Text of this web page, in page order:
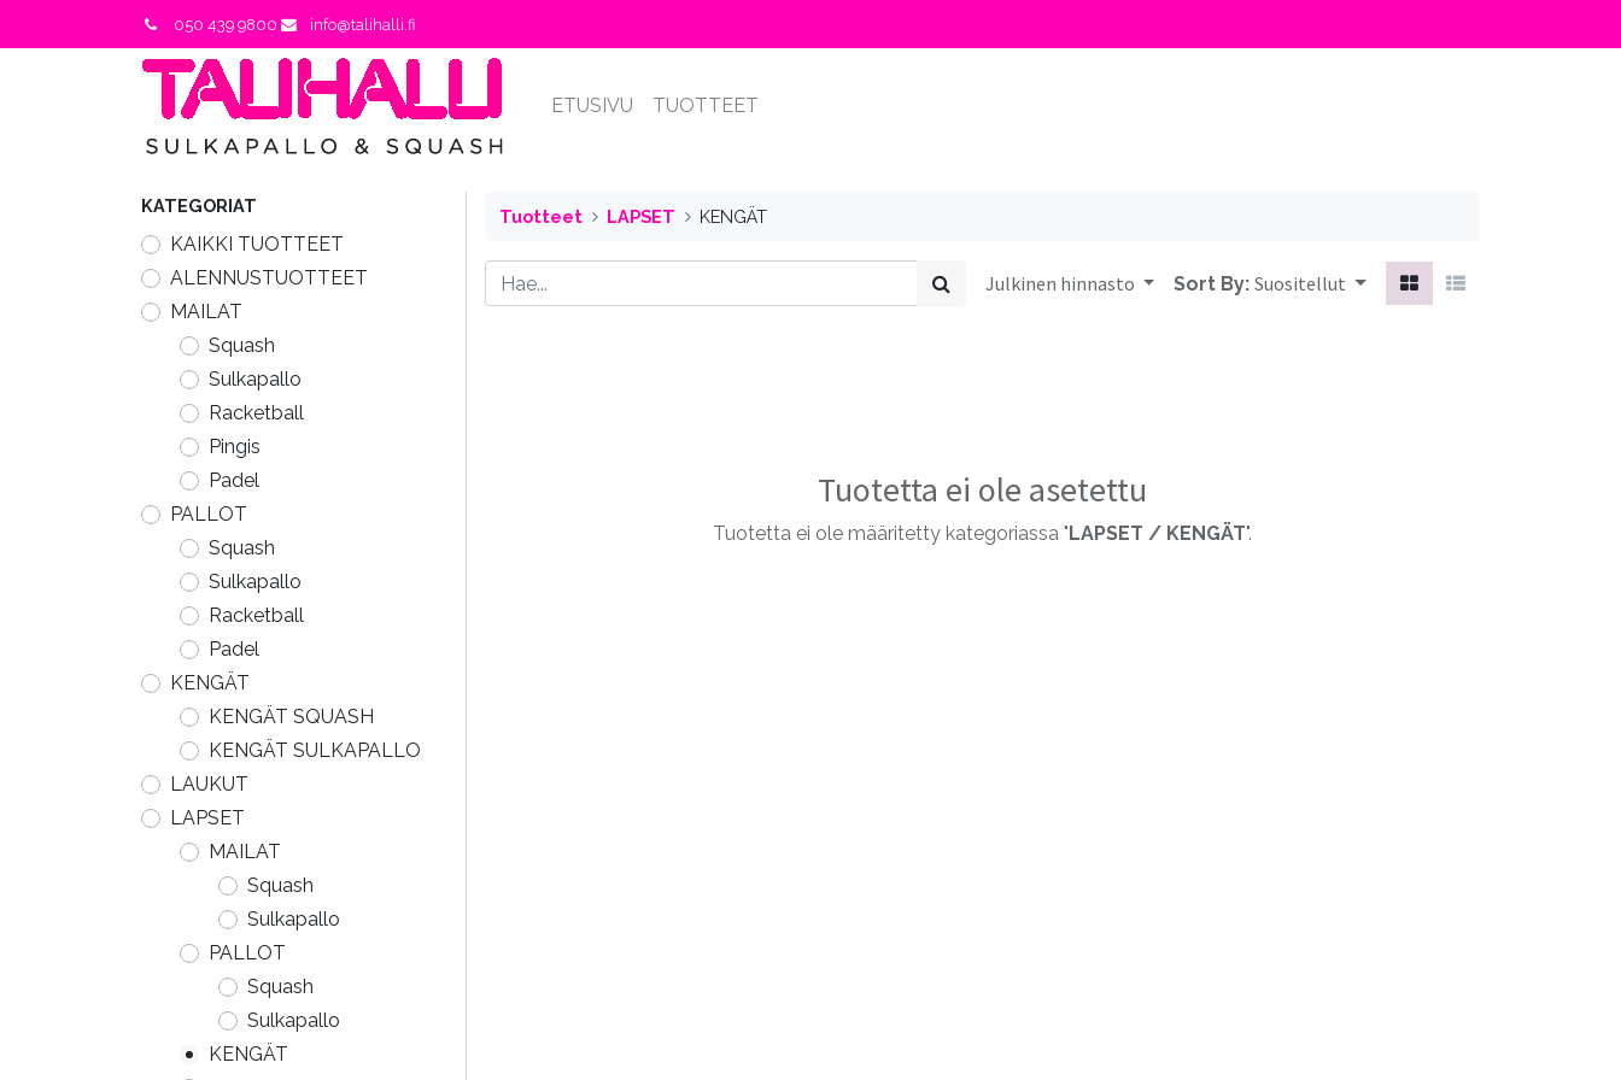
050 439 9800 info@talihalli.fi
ETUSIVU TUOTTEET
KATEGORIAT
KAIKKI TUOTTEET
ALENNUSTUOTTEET
MAILAT
Squash
Sulkapallo
Racketball
Pingis
Padel
PALLOT​
Squash
Sulkapallo
Racketball
Padel
KENGÄT
KENGÄT SQUASH
KENGÄT SULKAPALLO
LAUKUT
LAPSET
MAILAT
Squash
Sulkapallo
PALLOT
Squash
Sulkapallo
KENGÄT
Tuotteet LAPSET KENGÄT
Julkinen hinnasto Sort By: Suositellut
Tuotetta ei ole asetettu
Tuotetta ei ole määritetty kategoriassa " LAPSET / KENGÄT".